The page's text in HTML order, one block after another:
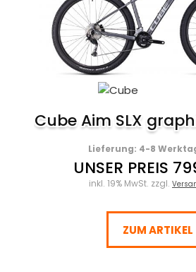
Cube Aim SLX
Lieferung: 4-8
UNSER PREIS
inkl. 19% MwSt. zzgl.
ZUM ARTIKEL